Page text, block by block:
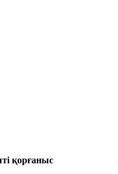
қорғаныс